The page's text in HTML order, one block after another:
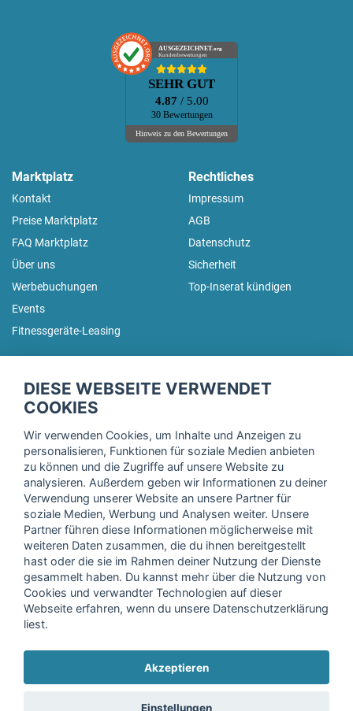
AUSGEZEICHNET.org
Kundenbewertungen
SEHR GUT
4.87 / 5.00
30 Bewertungen
Hinweis zu den Bewertungen
Marktplatz
Kontakt
Preise Marktplatz
FAQ Marktplatz
Über uns
Werbebuchungen
Events
Fitnessgeräte-Leasing
Rechtliches
Impressum
AGB
Datenschutz
Sicherheit
Top-Inserat kündigen
Trage dich hier für unseren Newsletter ein und erhalte regelmäßig
Ich stimme der Verarbeitung meiner Daten, wie in der
Einwilligungserklärungder fitnessmarkt.de services GmbH
beschrieben, zu und bestätige, dass ich das 16. Lebensjahr
vollendet habe. Ich kann diese Einwilligung jederzeit mit
Wirkung für die Zukunft widerrufen. Weitere Informationen
finden Sie in unsererDatenschutzerklärung.
Copyright © 2026 fitnessmarkt.de services GmbH
DIESE WEBSEITE VERWENDET
COOKIES
Wir verwenden Cookies, um Inhalte und Anzeigen zu
personalisieren, Funktionen für soziale Medien anbieten
zu können und die Zugriffe auf unsere Website zu
analysieren. Außerdem geben wir Informationen zu deiner
Verwendung unserer Website an unsere Partner für
soziale Medien, Werbung und Analysen weiter. Unsere
Partner führen diese Informationen möglicherweise mit
weiteren Daten zusammen, die du ihnen bereitgestellt
hast oder die sie im Rahmen deiner Nutzung der Dienste
gesammelt haben. Du kannst mehr über die Nutzung von
Cookies und verwandter Technologien auf dieser
Webseite erfahren, wenn du unsere Datenschutzerklärung
liest.
Akzeptieren
Einstellungen